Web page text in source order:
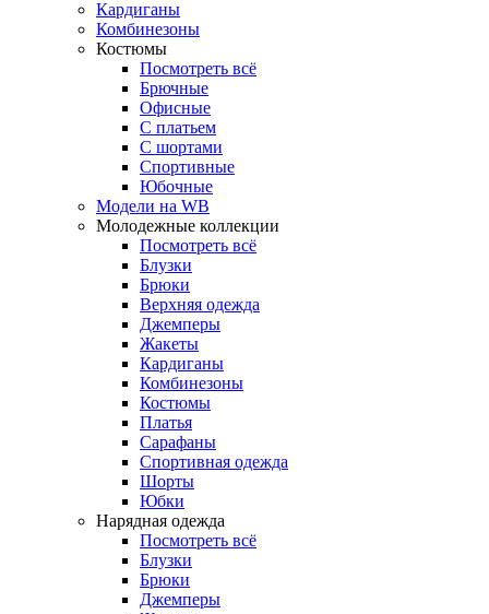
Кардиганы
Комбинезоны
Костюмы
Посмотреть всё
Брючные
Офисные
С платьем
С шортами
Спортивные
Юбочные
Модели на WB
Молодежные коллекции
Посмотреть всё
Блузки
Брюки
Верхняя одежда
Джемперы
Жакеты
Кардиганы
Комбинезоны
Костюмы
Платья
Сарафаны
Спортивная одежда
Шорты
Юбки
Нарядная одежда
Посмотреть всё
Блузки
Брюки
Джемперы